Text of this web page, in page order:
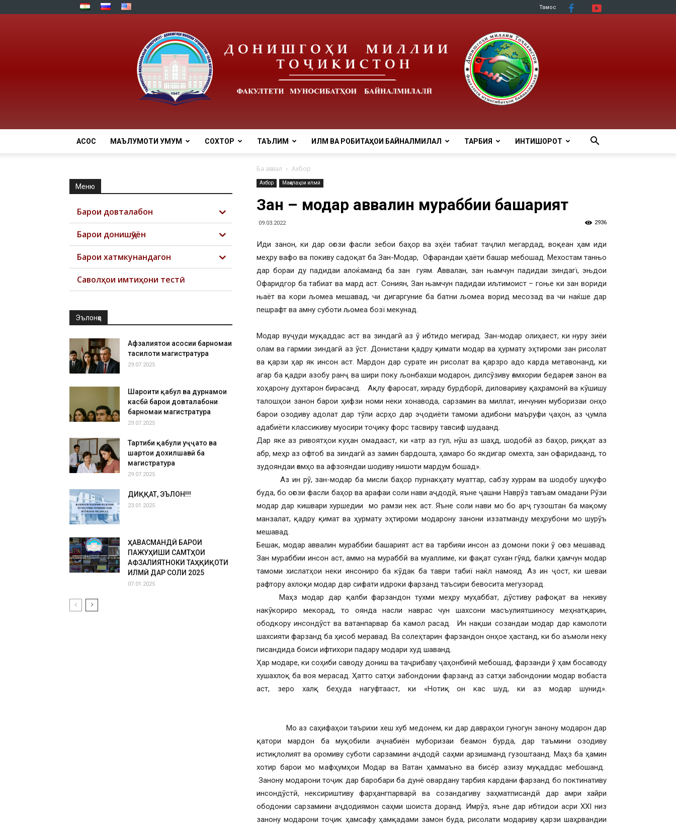
Тамос
АСОСӢ МАЪЛУМОТИ УМУМӢ СОХТОР ТАЪЛИМ ИЛМ ВА РОБИТАҲОИ БАЙНАЛМИЛАЛӢ ТАРБИЯ ИНТИШОРОТ
Ба аввал Ахбор
Ахбор Мақолаҳои илмӣ
Зан – модар аввалин мураббии башарият
09.03.2022 2936
Иди занон, ки дар оғози фасли зебои баҳор ва эҳёи табиат таҷлил мегардад, воқеан ҳам иди
меҳру вафо ва покиву садоқат ба Зан-Модар, Офарандаи ҳаёти башар мебошад. Мехостам танњо
дар бораи ду падидаи алоќаманд ба зан гуям. Аввалан, зан њамчун падидаи зиндагї, эњдои
Офаридгор ба табиат ва мард аст. Сониян, Зан њамчун падидаи иљтимоист – гоње ки зан вориди
њаёт ва кори љомеа мешавад, чи дигаргуние ба батни љомеа ворид месозад ва чи наќше дар
пешрафт ва амну суботи љомеа бозї мекунад.
Модар вуҷуди муқаддас аст ва зиндагӣ аз ӯ ибтидо мегирад. Зан-модар олиҳаест, ки нуру зиёи
олам ва гармии зиндагӣ аз ӯст. Донистани қадру қимати модар ва ҳурмату эҳтироми зан рисолат
ва қарзи ҳар як инсон аст. Мардон дар сурате ин рисолат ва қарзро адо карда метавонанд, ки
агар ба қадри азобу ранҷ ва шири поку љонбахши модарон, дилсӯзиву ғамхории бедареғи занон ва
хоҳарону духтарон бирасанд. Ақлу фаросат, хираду бурдборӣ, диловариву қаҳрамонӣ ва кӯшишу
талошҳои занон барои ҳифзи номи неки хонавода, сарзамин ва миллат, инчунин муборизаи онҳо
барои озодиву адолат дар тӯли асрҳо дар эҷодиёти тамоми адибони маъруфи ҷаҳон, аз ҷумла
адабиёти классикиву муосири тоҷику форс тасвиру тавсиф шудаанд.
Дар яке аз ривоятҳои куҳан омадааст, ки «атр аз гул, нӯш аз шаҳд, шодобӣ аз баҳор, риққат аз
абр, меҳр аз офтоб ва зиндагӣ аз замин бардошта, ҳамаро бо якдигар омехта, зан офаридаанд, то
зудояндаи ғамҳо ва афзояндаи шодиву нишоти мардум бошад».
Аз ин рӯ, зан-модар ба мисли баҳор пурнакҳату муаттар, сабзу хуррам ва шодобу шукуфо
буда, бо оғози фасли баҳор ва арафаи соли нави аҷдодӣ, яъне ҷашни Наврӯз тавъам омадани Рӯзи
модар дар кишвари хуршедии мо рамзи нек аст. Яъне соли нави мо бо арҷ гузоштан ба мақому
манзалат, қадру қимат ва ҳурмату эҳтироми модарону занони иззатманду меҳрубони мо шурӯъ
мешавад.
Бешак, модар аввалин мураббии башарият аст ва тарбияи инсон аз домони поки ӯ оғоз мешавад.
Зан мураббии инсон аст, аммо на мураббӣ ва муаллиме, ки фақат сухан гӯяд, балки ҳамчун модар
тамоми хислатҳои неки инсониро ба кӯдак ба таври табиї наќл намояд. Аз ин ҷост, ки шеваи
рафтору ахлоқи модар дар сифати идроки фарзанд таъсири бевосита мегузорад.
Маҳз модар дар қалби фарзандон тухми меҳру муҳаббат, дӯстиву рафоқат ва некиву
накӯкориро мекорад, то оянда насли наврас чун шахсони масъулиятшиносу меҳнатқарин,
ободкору инсондӯст ва ватанпарвар ба камол расад. Ин нақши созандаи модар дар камолоти
шахсияти фарзанд ба ҳисоб меравад. Ва солеҳтарин фарзандон онҳое ҳастанд, ки бо аъмоли неку
писандида боиси ифтихори падару модари худ шаванд.
Ҳар модаре, ки соҳиби саводу дониш ва таҷрибаву ҷаҳонбинӣ мебошад, фарзанди ў ҳам босаводу
хушахлоқ ба воя мерасад. Ҳатто сатҳи забондонии фарзанд аз сатҳи забондонии модар вобаста
аст, зеро халқ беҳуда нагуфтааст, ки «Нотиқ он кас шуд, ки аз модар шунид».
Мо аз саҳифаҳои таърихи хеш хуб медонем, ки дар давраҳои гуногун занону модарон дар
қатори мардон ба муқобили аҷнабиён муборизаи беамон бурда, дар таъмини озодиву
истиқлолият ва оромиву суботи сарзамини аҷдодӣ саҳми арзишманд гузоштаанд. Маҳз ба ҳамин
хотир барои мо мафҳумҳои Модар ва Ватан ҳаммаъно ва бисёр азизу муқаддас мебошанд.
Занону модарони тоҷик дар баробари ба дунё овардану тарбия кардани фарзанд бо поктинативу
инсондӯстӣ, нексириштиву фарҳангпарварӣ ва созандагиву заҳматписандӣ дар амри хайри
ободонии сарзамини аҷдодиямон саҳми шоиста доранд. Имрӯз, яъне дар ибтидои асри XXI низ
занону модарони тоҷик ҳамсафу ҳамқадами замон буда, рисолати модариву қарзи шаҳрвандии
Меню
Барои довталабон
Барои донишҷӯён
Барои хатмкунандагон
Саволҳои имтиҳони тестӣ
Эълонҳо
Афзалиятҳои асосии барномаи
таҳсилоти магистратура
29.07.2025
Шароити қабул ва дурнамои
касбӣ барои довталабони
барномаи магистратура
29.07.2025
Тартиби қабули ҳуҷҷатҳо ва
шартҳои дохилшавӣ ба
магистратура
29.07.2025
ДИҚҚАТ, ЭЪЛОН!!!
23.01.2025
ҲАВАСМАНДӢ БАРОИ
ПАЖУҲИШИ САМТҲОИ
АФЗАЛИЯТНОКИ ТАҲҚИҚОТИ
ИЛМӢ ДАР СОЛИ 2025
07.01.2025